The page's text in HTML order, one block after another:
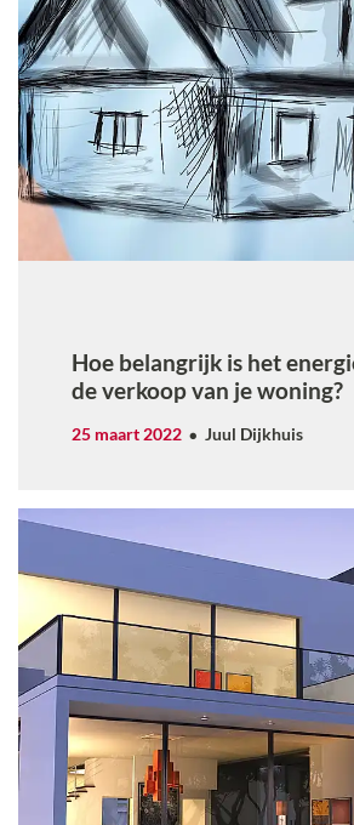
Hoe belangrijk is het
de verkoop van je woning?
25 maart 2022 Juul Dijkhuis